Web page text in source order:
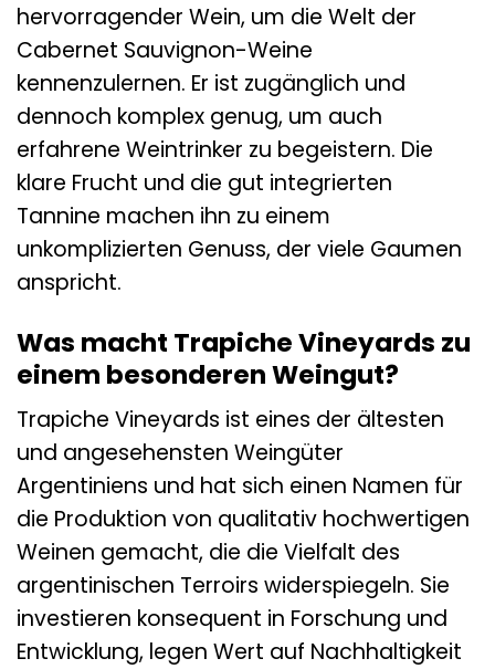
hervorragender Wein, um die Welt der
Cabernet Sauvignon-Weine
kennenzulernen. Er ist zugänglich und
dennoch komplex genug, um auch
erfahrene Weintrinker zu begeistern. Die
klare Frucht und die gut integrierten
Tannine machen ihn zu einem
unkomplizierten Genuss, der viele Gaumen
anspricht.
Was macht Trapiche Vineyards zu
einem besonderen Weingut?
Trapiche Vineyards ist eines der ältesten
und angesehensten Weingüter
Argentiniens und hat sich einen Namen für
die Produktion von qualitativ hochwertigen
Weinen gemacht, die die Vielfalt des
argentinischen Terroirs widerspiegeln. Sie
investieren konsequent in Forschung und
Entwicklung, legen Wert auf Nachhaltigkeit